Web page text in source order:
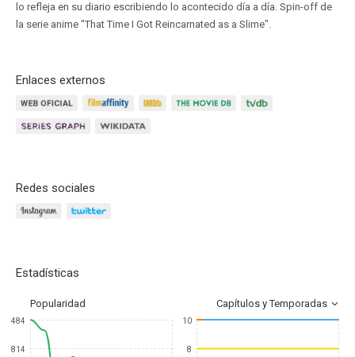
lo refleja en su diario escribiendo lo acontecido día a día. Spin-off de
la serie anime "That Time I Got Reincarnated as a Slime".
Enlaces externos
Redes sociales
Estadísticas
Popularidad Capítulos y Temporadas
484
814
10
8